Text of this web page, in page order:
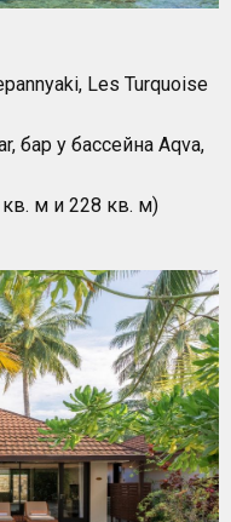
Les Turquoise
бар у бассейна Aqva,
кв. м и 228 кв. м)